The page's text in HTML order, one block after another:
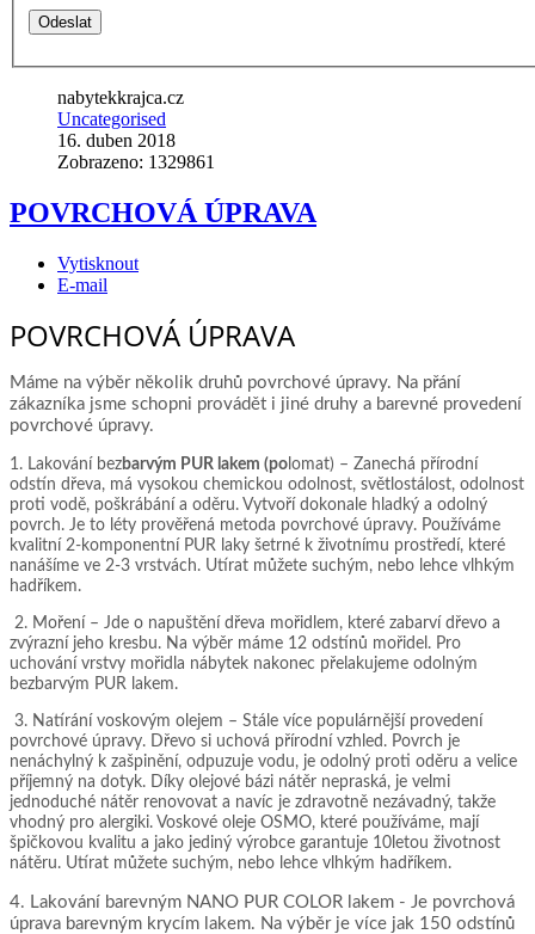
Odeslat
nabytekkrajca.cz
Uncategorised
16. duben 2018
Zobrazeno: 1329861
POVRCHOVÁ ÚPRAVA
Vytisknout
E-mail
POVRCHOVÁ ÚPRAVA
Máme na výběr několik druhů povrchové úpravy. Na přání
zákazníka jsme schopni provádět i jiné druhy a barevné provedení
povrchové úpravy.
1. Lakování bezbarvým PUR lakem (po lomat) – Zanechá přírodní
odstín dřeva, má vysokou chemickou odolnost, světlostálost, odolnost
proti vodě, poškrábání a oděru. Vytvoří dokonale hladký a odolný
povrch. Je to léty prověřená metoda povrchové úpravy. Používáme
kvalitní 2-komponentní PUR laky šetrné k životnímu prostředí, které
nanášíme ve 2-3 vrstvách. Utírat můžete suchým, nebo lehce vlhkým
hadříkem.
2. Moření – Jde o napuštění dřeva mořidlem, které zabarví dřevo a
zvýrazní jeho kresbu. Na výběr máme 12 odstínů mořidel. Pro
uchování vrstvy mořidla nábytek nakonec přelakujeme odolným
bezbarvým PUR lakem.
3. Natírání voskovým olejem – Stále více populárnější provedení
povrchové úpravy. Dřevo si uchová přírodní vzhled. Povrch je
nenáchylný k zašpinění, odpuzuje vodu, je odolný proti oděru a velice
příjemný na dotyk. Díky olejové bázi nátěr nepraská, je velmi
jednoduché nátěr renovovat a navíc je zdravotně nezávadný, takže
vhodný pro alergiki. Voskové oleje OSMO, které používáme, mají
špičkovou kvalitu a jako jediný výrobce garantuje 10letou životnost
nátěru. Utírat můžete suchým, nebo lehce vlhkým hadříkem.
4. Lakování barevným NANO PUR COLOR lakem - Je povrchová
úprava barevným krycím lakem. Na výběr je více jak 150 odstínů